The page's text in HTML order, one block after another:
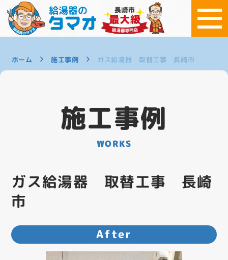
ホーム 施工事例 ガス給湯器 取替工事 長崎市
施工事例
WORKS
ガス給湯器 取替工事 長崎
市
After